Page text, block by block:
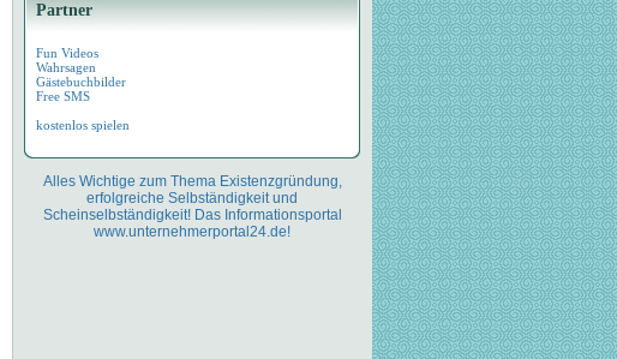
Partner
Fun Videos
Wahrsagen
Gästebuchbilder
Free SMS
kostenlos spielen
Alles Wichtige zum Thema Existenzgründung,
erfolgreiche Selbständigkeit und
Scheinselbständigkeit! Das Informationsportal
www.unternehmerportal24.de!